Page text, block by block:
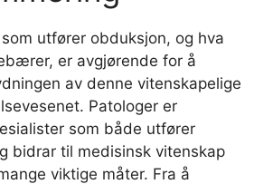
utfører obduksjon, og hva
er avgjørende for å
av denne vitenskapelige
Patologer er
som både utfører
bidrar til medisinsk vitenskap
viktige måter. Fra å